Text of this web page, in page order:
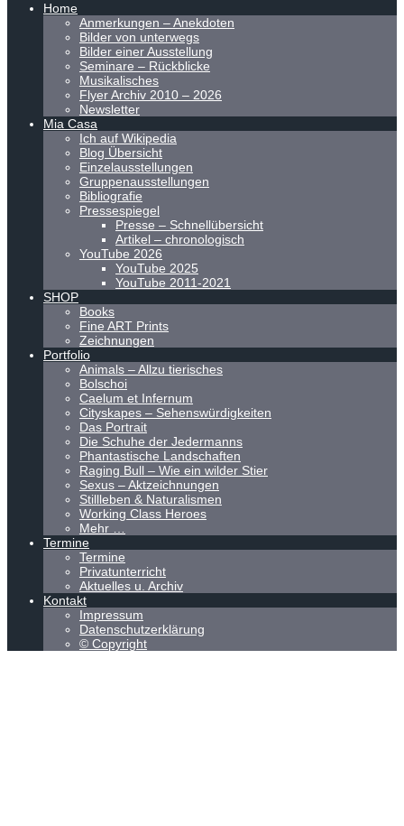
Home
Anmerkungen – Anekdoten
Bilder von unterwegs
Bilder einer Ausstellung
Seminare – Rückblicke
Musikalisches
Flyer Archiv 2010 – 2026
Newsletter
Mia Casa
Ich auf Wikipedia
Blog Übersicht
Einzelausstellungen
Gruppenausstellungen
Bibliografie
Pressespiegel
Presse – Schnellübersicht
Artikel – chronologisch
YouTube 2026
YouTube 2025
YouTube 2011-2021
SHOP
Books
Fine ART Prints
Zeichnungen
Portfolio
Animals – Allzu tierisches
Bolschoi
Caelum et Infernum
Cityskapes – Sehenswürdigkeiten
Das Portrait
Die Schuhe der Jedermanns
Phantastische Landschaften
Raging Bull – Wie ein wilder Stier
Sexus – Aktzeichnungen
Stillleben & Naturalismen
Working Class Heroes
Mehr …
Termine
Termine
Privatunterricht
Aktuelles u. Archiv
Kontakt
Impressum
Datenschutzerklärung
© Copyright